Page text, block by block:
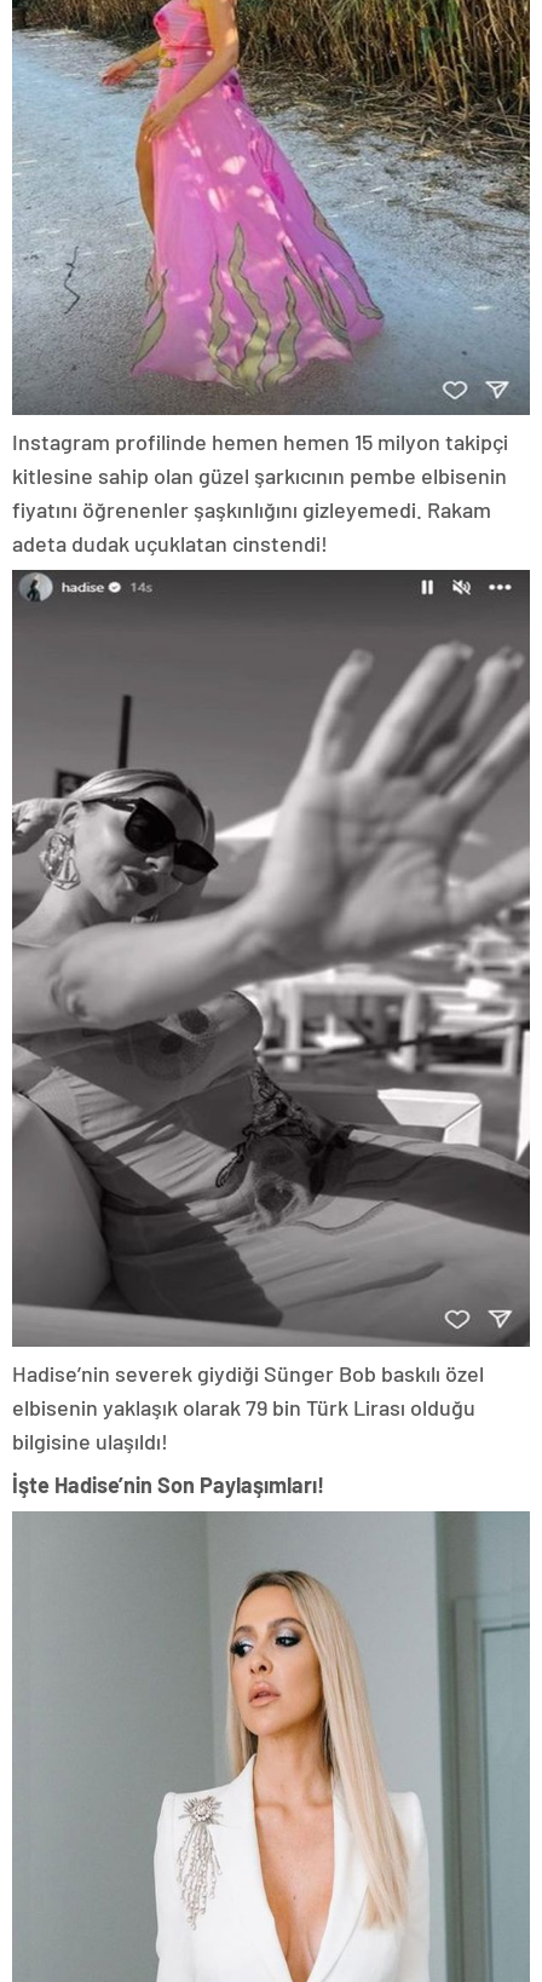
Instagram profilinde hemen hemen 15 milyon takipçi
kitlesine sahip olan güzel şarkıcının pembe elbisenin
fiyatını öğrenenler şaşkınlığını gizleyemedi. Rakam
adeta dudak uçuklatan cinstendi!
Hadise’nin severek giydiği Sünger Bob baskılı özel
elbisenin yaklaşık olarak 79 bin Türk Lirası olduğu
bilgisine ulaşıldı!
İşte Hadise’nin Son Paylaşımları!